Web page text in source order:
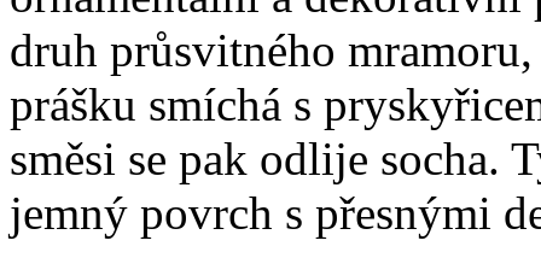
druh průsvitného
prášku smíchá s
směsi se pak odlije socha.
jemný povrch s přesnými